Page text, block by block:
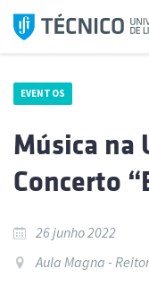
Saltar
para
EVENTOS
Música na
Concerto
26 junho 2022
Aula Magna -